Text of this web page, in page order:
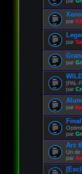
par
par
par
[PAL-
par
par
Final
par
Arc
Un de
par